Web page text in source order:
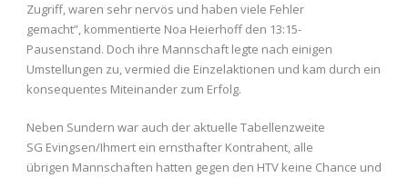
Zugriff, waren sehr nervös und haben viele Fehler
gemacht”, kommentierte Noa Heierhoff den 13:15-
Pausenstand. Doch ihre Mannschaft legte nach einigen
Umstellungen zu, vermied die Einzelaktionen und kam durch ein
konsequentes Miteinander zum Erfolg.
Neben Sundern war auch der aktuelle Tabellenzweite
SG Evingsen/Ihmert ein ernsthafter Kontrahent, alle
übrigen Mannschaften hatten gegen den HTV keine Chance und